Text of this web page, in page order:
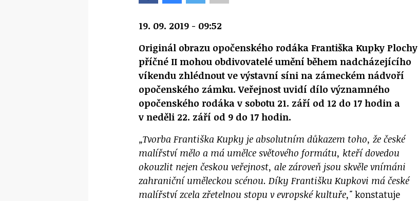
19. 09. 2019 - 09:52
Originál obrazu opočenského rodáka Františka Kupky Plochy
příčné II mohou obdivovatelé umění během nadcházejícího
víkendu zhlédnout ve výstavní síni na zámeckém nádvoří
opočenského zámku. Veřejnost uvidí dílo významného
opočenského rodáka v sobotu 21. září od 12 do 17 hodin a
v neděli 22. září od 9 do 17 hodin.
„Tvorba Františka Kupky je absolutním důkazem toho, že české
malířství mělo a má umělce světového formátu, kteří dovedou
okouzlit nejen českou veřejnost, ale zároveň jsou skvěle vnímáni
zahraniční uměleckou scénou. Díky Františku Kupkovi má české
malířství zcela zřetelnou stopu v evropské kultuře," konstatuje